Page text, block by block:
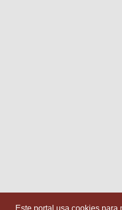
Este portal usa cookies para